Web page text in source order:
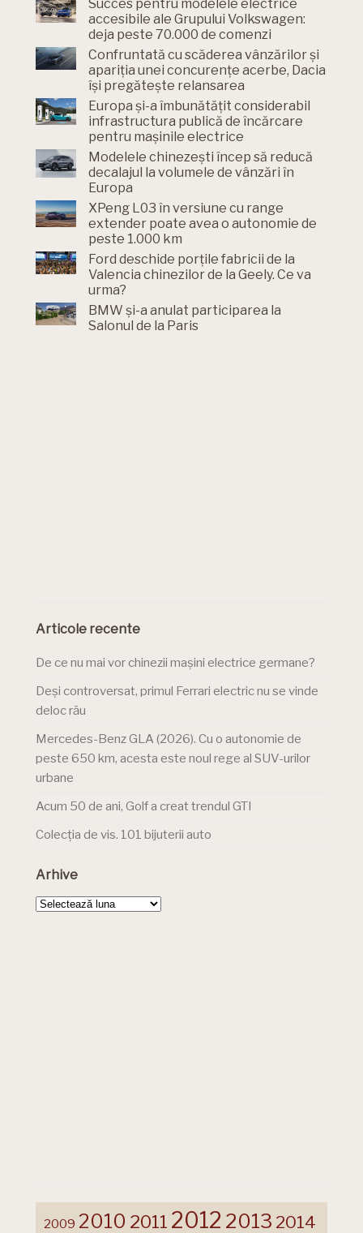
Succes pentru modelele electrice
accesibile ale Grupului Volkswagen:
deja peste 70.000 de comenzi
Confruntată cu scăderea vânzărilor și
apariția unei concurențe acerbe, Dacia
își pregătește relansarea
Europa și-a îmbunătățit considerabil
infrastructura publică de încărcare
pentru mașinile electrice
Modelele chinezești încep să reducă
decalajul la volumele de vânzări în
Europa
XPeng L03 în versiune cu range
extender poate avea o autonomie de
peste 1.000 km
Ford deschide porțile fabricii de la
Valencia chinezilor de la Geely. Ce va
urma?
BMW și-a anulat participarea la
Salonul de la Paris
Articole recente
De ce nu mai vor chinezii mașini electrice germane?
Deși controversat, primul Ferrari electric nu se vinde
deloc rău
Mercedes-Benz GLA (2026). Cu o autonomie de
peste 650 km, acesta este noul rege al SUV-urilor
urbane
Acum 50 de ani, Golf a creat trendul GTI
Colecția de vis. 101 bijuterii auto
Arhive
Arhive
2009 2010 2011 2012 2013 2014